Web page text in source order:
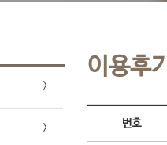
이용후기
번호